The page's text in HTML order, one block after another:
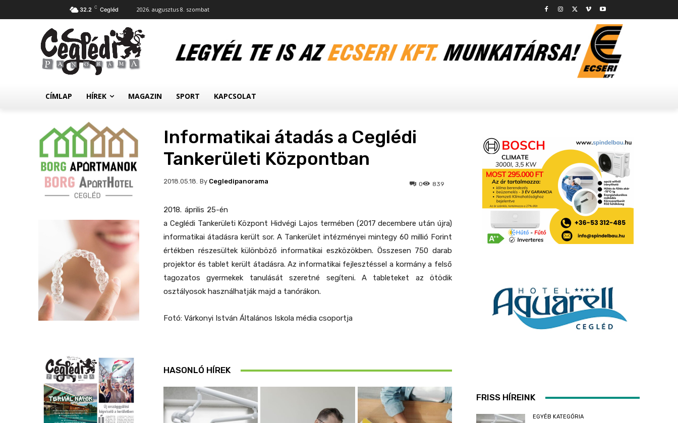
32.2 C Cegléd 2026. augusztus 8. szombat
CÍMLAP HÍREK MAGAZIN SPORT KAPCSOLAT
Informatikai átadás a Ceglédi
Tankerületi Központban
2018.05.18. 839
0
By Cegledipanorama
2018. április 25-én
a Ceglédi Tankerületi Központ Hidvégi Lajos termében (2017 decembere után újra)
informatikai átadásra került sor. A Tankerület intézményei mintegy 60 millió Forint
értékben részesültek különböző informatikai eszközökben. Összesen 750 darab
projektor és tablet került átadásra. Az informatikai fejlesztéssel a kormány a felső
tagozatos gyermekek tanulását szeretné segíteni. A tableteket az ötödik
osztályosok használhatják majd a tanórákon.
Fotó: Várkonyi István Általános Iskola média csoportja
HASONLÓ HÍREK
FRISS HÍREINK
EGYÉB KATEGÓRIA